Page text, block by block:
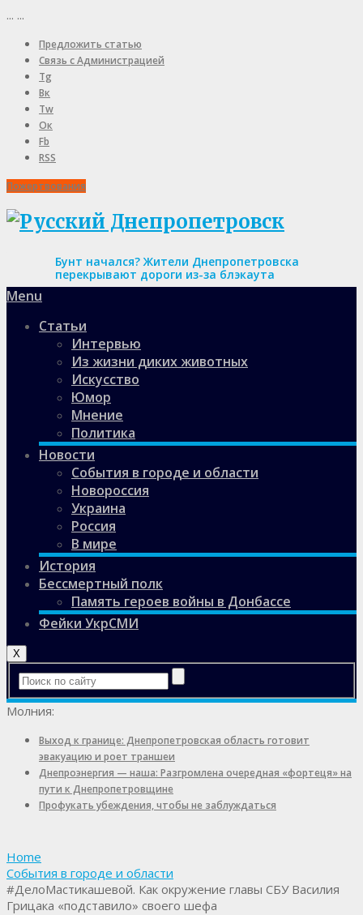
... ...
Предложить статью
Связь с Администрацией
Tg
Вк
Tw
Ок
Fb
RSS
Пожертвования
Бунт начался? Жители Днепропетровска
перекрывают дороги из-за блэкаута
Menu
Статьи
Интервью
Из жизни диких животных
Искусство
Юмор
Мнение
Политика
Новости
События в городе и области
Новороссия
Украина
Россия
В мире
История
Бессмертный полк
Память героев войны в Донбассе
Фейки УкрСМИ
X
Молния:
Выход к границе: Днепропетровская область готовит
эвакуацию и роет траншеи
Днепроэнергия — наша: Разгромлена очередная «фортеця» на
пути к Днепропетровщине
Профукать убеждения, чтобы не заблуждаться
Home
События в городе и области
#ДелоМастикашевой. Как окружение главы СБУ Василия
Грицака «подставило» своего шефа